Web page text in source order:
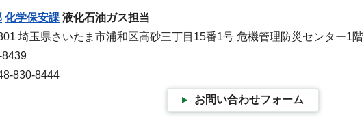
化学保安課 液化石油ガス担当
埼玉県さいたま市浦和区高砂三丁目15番1号 危機管理防災センター1階
8439
830-8444
お問い合わせフォーム